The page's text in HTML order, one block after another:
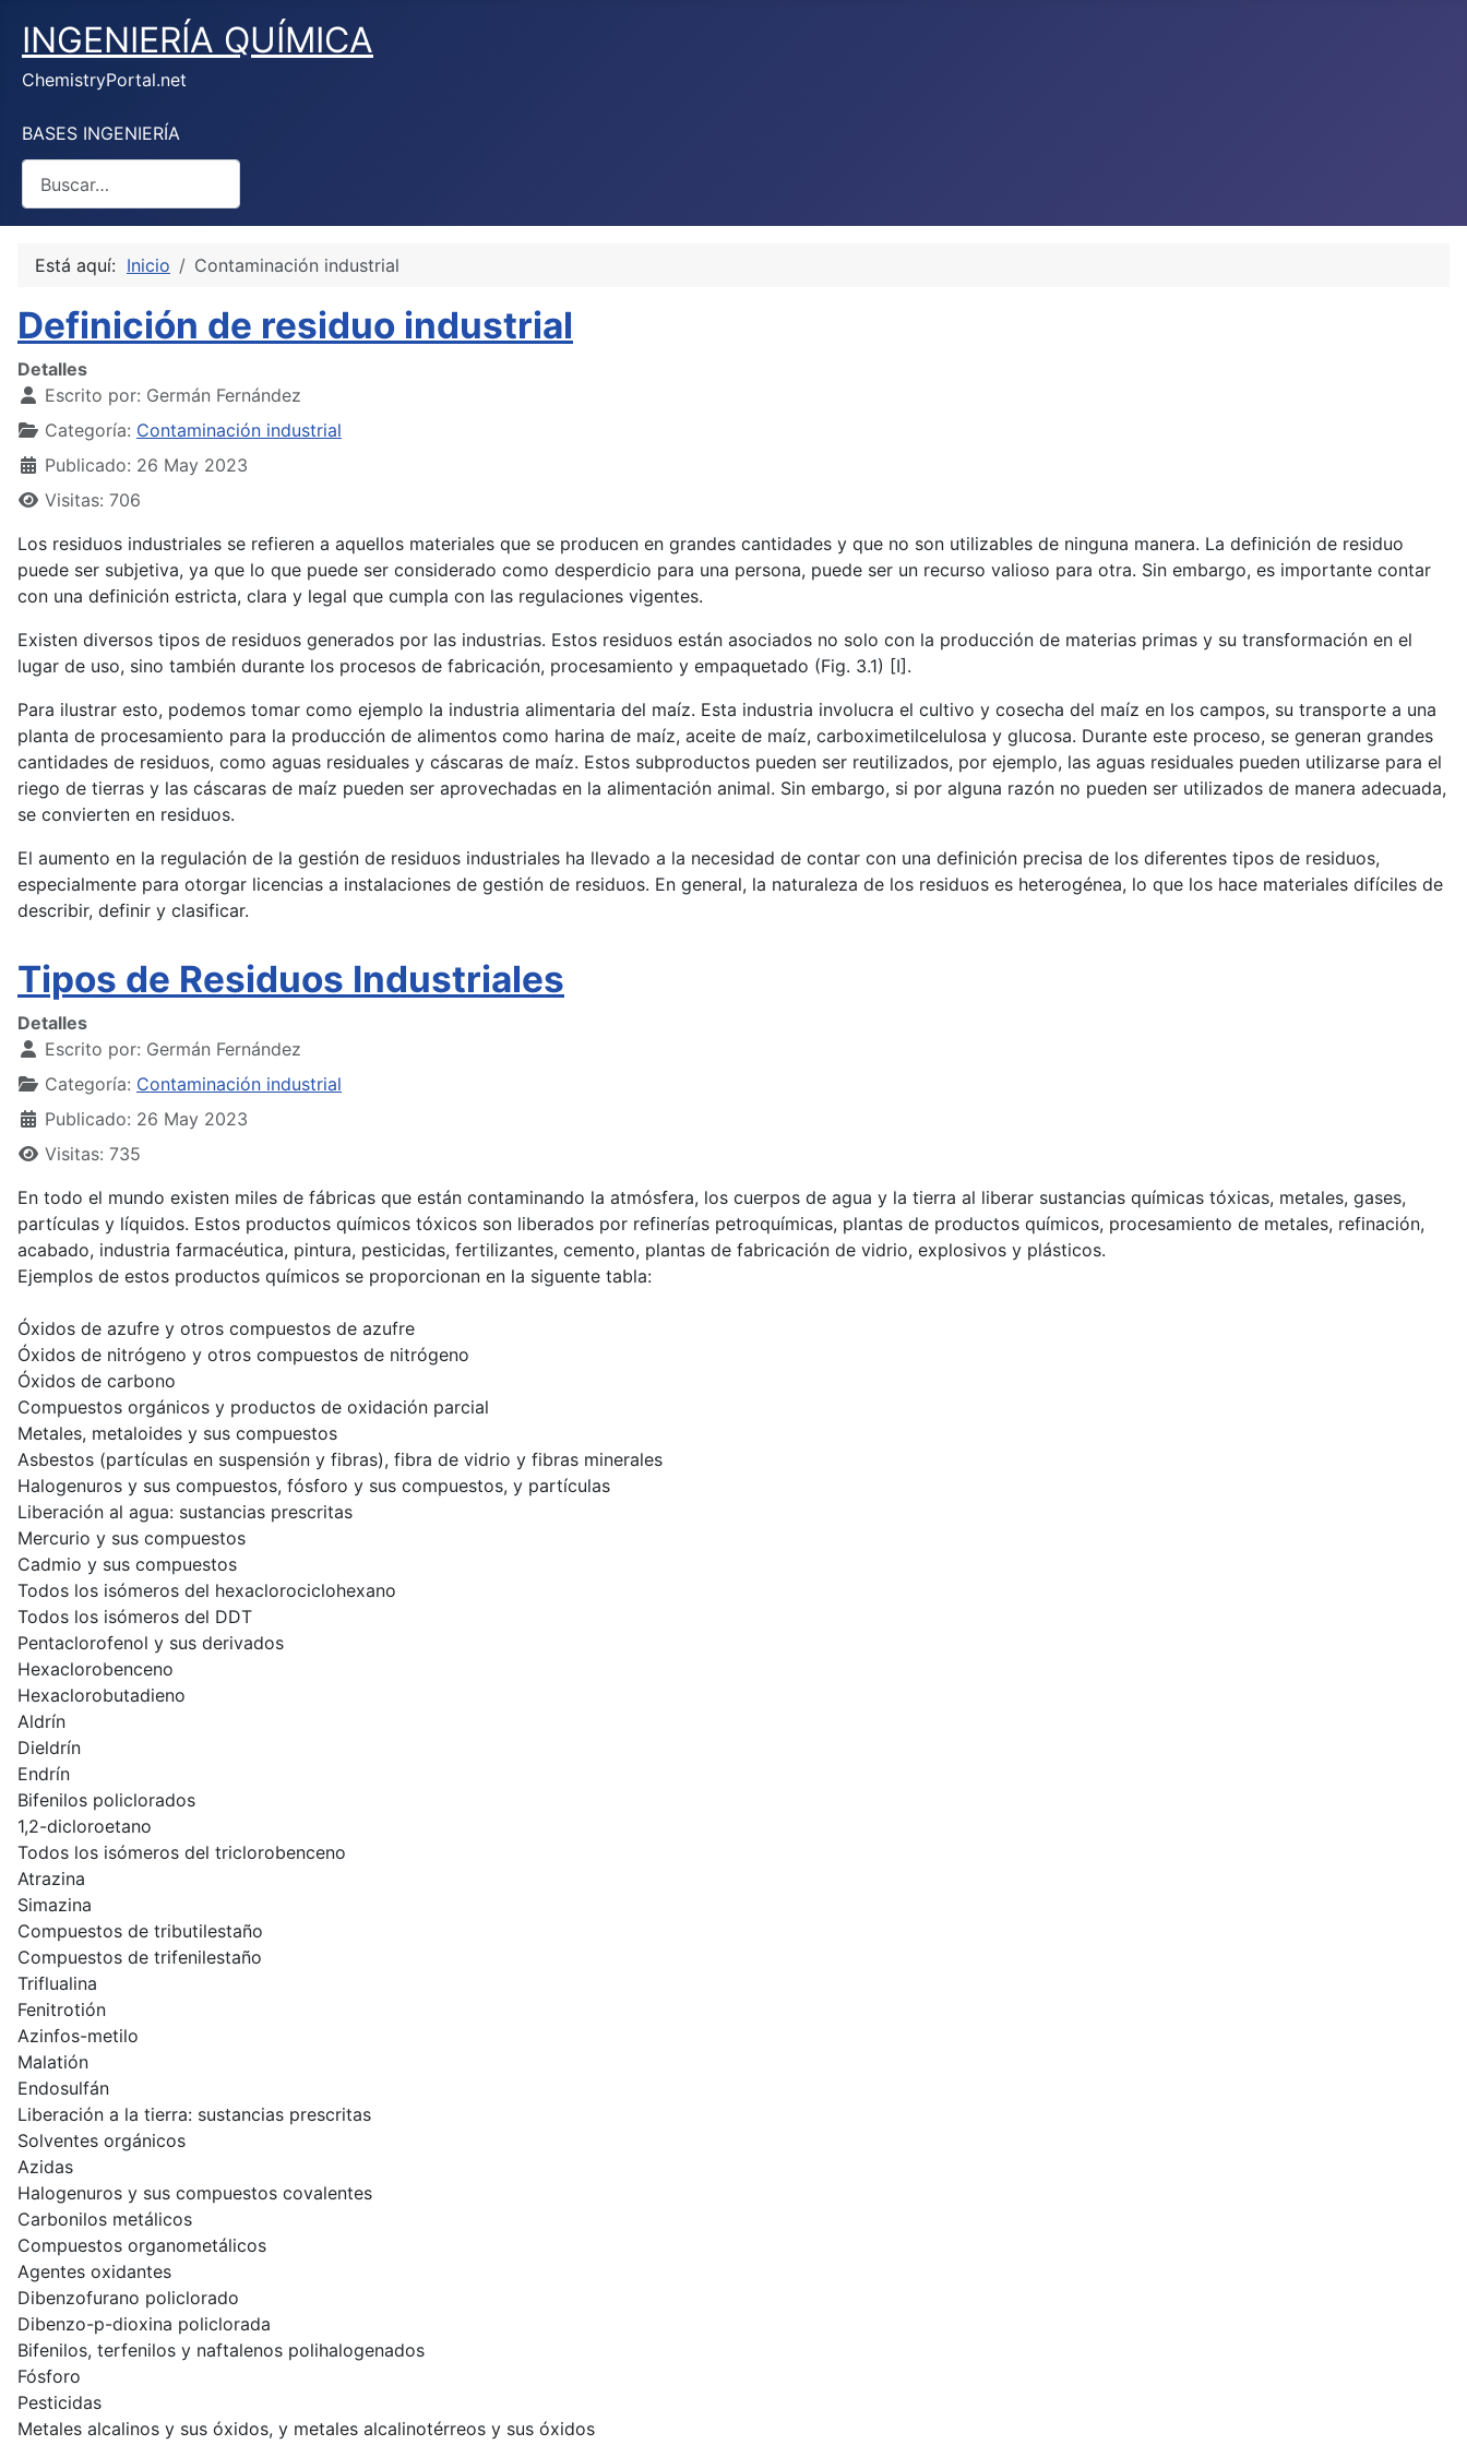
INGENIERÍA QUÍMICA
ChemistryPortal.net
BASES INGENIERÍA
Está aquí: Inicio Contaminación industrial
Definición de residuo industrial
Detalles
Escrito por: Germán Fernández
Categoría: Contaminación industrial
Publicado: 26 May 2023
Visitas: 706
Los residuos industriales se refieren a aquellos materiales que se producen en grandes cantidades y que no son utilizables de ninguna manera. La definición de residuo
puede ser subjetiva, ya que lo que puede ser considerado como desperdicio para una persona, puede ser un recurso valioso para otra. Sin embargo, es importante contar
con una definición estricta, clara y legal que cumpla con las regulaciones vigentes.
Existen diversos tipos de residuos generados por las industrias. Estos residuos están asociados no solo con la producción de materias primas y su transformación en el
lugar de uso, sino también durante los procesos de fabricación, procesamiento y empaquetado (Fig. 3.1) [I].
Para ilustrar esto, podemos tomar como ejemplo la industria alimentaria del maíz. Esta industria involucra el cultivo y cosecha del maíz en los campos, su transporte a una
planta de procesamiento para la producción de alimentos como harina de maíz, aceite de maíz, carboximetilcelulosa y glucosa. Durante este proceso, se generan grandes
cantidades de residuos, como aguas residuales y cáscaras de maíz. Estos subproductos pueden ser reutilizados, por ejemplo, las aguas residuales pueden utilizarse para el
riego de tierras y las cáscaras de maíz pueden ser aprovechadas en la alimentación animal. Sin embargo, si por alguna razón no pueden ser utilizados de manera adecuada,
se convierten en residuos.
El aumento en la regulación de la gestión de residuos industriales ha llevado a la necesidad de contar con una definición precisa de los diferentes tipos de residuos,
especialmente para otorgar licencias a instalaciones de gestión de residuos. En general, la naturaleza de los residuos es heterogénea, lo que los hace materiales difíciles de
describir, definir y clasificar.
Tipos de Residuos Industriales
Detalles
Escrito por: Germán Fernández
Categoría: Contaminación industrial
Publicado: 26 May 2023
Visitas: 735
En todo el mundo existen miles de fábricas que están contaminando la atmósfera, los cuerpos de agua y la tierra al liberar sustancias químicas tóxicas, metales, gases,
partículas y líquidos. Estos productos químicos tóxicos son liberados por refinerías petroquímicas, plantas de productos químicos, procesamiento de metales, refinación,
acabado, industria farmacéutica, pintura, pesticidas, fertilizantes, cemento, plantas de fabricación de vidrio, explosivos y plásticos.
Ejemplos de estos productos químicos se proporcionan en la siguente tabla:
Óxidos de azufre y otros compuestos de azufre
Óxidos de nitrógeno y otros compuestos de nitrógeno
Óxidos de carbono
Compuestos orgánicos y productos de oxidación parcial
Metales, metaloides y sus compuestos
Asbestos (partículas en suspensión y fibras), fibra de vidrio y fibras minerales
Halogenuros y sus compuestos, fósforo y sus compuestos, y partículas
Liberación al agua: sustancias prescritas
Mercurio y sus compuestos
Cadmio y sus compuestos
Todos los isómeros del hexaclorociclohexano
Todos los isómeros del DDT
Pentaclorofenol y sus derivados
Hexaclorobenceno
Hexaclorobutadieno
Aldrín
Dieldrín
Endrín
Bifenilos policlorados
1,2-dicloroetano
Todos los isómeros del triclorobenceno
Atrazina
Simazina
Compuestos de tributilestaño
Compuestos de trifenilestaño
Triflualina
Fenitrotión
Azinfos-metilo
Malatión
Endosulfán
Liberación a la tierra: sustancias prescritas
Solventes orgánicos
Azidas
Halogenuros y sus compuestos covalentes
Carbonilos metálicos
Compuestos organometálicos
Agentes oxidantes
Dibenzofurano policlorado
Dibenzo-p-dioxina policlorada
Bifenilos, terfenilos y naftalenos polihalogenados
Fósforo
Pesticidas
Metales alcalinos y sus óxidos, y metales alcalinotérreos y sus óxidos